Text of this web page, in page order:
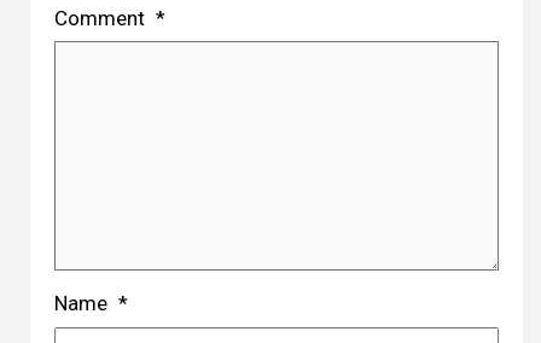
Comment *
Name *